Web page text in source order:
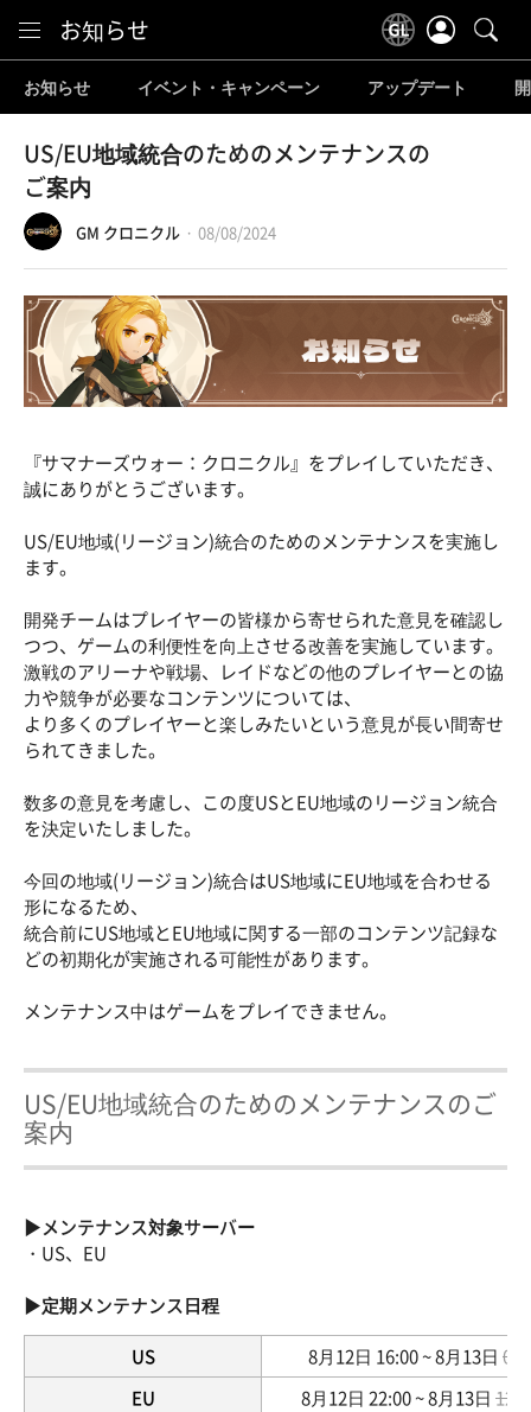
お知らせ
お知らせ イベント・キャンペーン アップデート
US/EU地域統合のためのメンテナンスの
ご案内
GM クロニクル 08/08/2024
『サマナーズウォー：クロニクル』をプレイしていただき、
誠にありがとうございます。
US/EU地域(リージョン)統合のためのメンテナンスを実施し
ます。
開発チームはプレイヤーの皆様から寄せられた意見を確認し
つつ、ゲームの利便性を向上させる改善を実施しています。
激戦のアリーナや戦場、レイドなどの他のプレイヤーとの協
力や競争が必要なコンテンツについては、
より多くのプレイヤーと楽しみたいという意見が長い間寄せ
られてきました。
数多の意見を考慮し、この度USとEU地域のリージョン統合
を決定いたしました。
今回の地域(リージョン)統合はUS地域にEU地域を合わせる
形になるため、
統合前にUS地域とEU地域に関する一部のコンテンツ記録な
どの初期化が実施される可能性があります。
メンテナンス中はゲームをプレイできません。
US/EU地域統合のためのメンテナンスのご
案内
▶メンテナンス対象サーバー
・US、EU
▶定期メンテナンス日程
US
8月12日 16:00 ~ 8月13日
EU
8月12日 22:00 ~ 8月13日